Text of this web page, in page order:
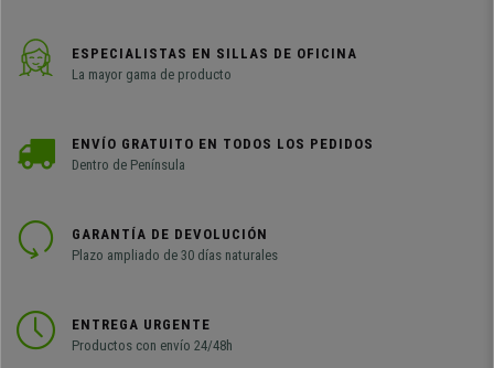
ESPECIALISTAS EN SILLAS DE OFICINA
La mayor gama de producto
ENVÍO GRATUITO EN TODOS LOS PEDIDOS
Dentro de Península
GARANTÍA DE DEVOLUCIÓN
Plazo ampliado de 30 días naturales
ENTREGA URGENTE
Productos con envío 24/48h